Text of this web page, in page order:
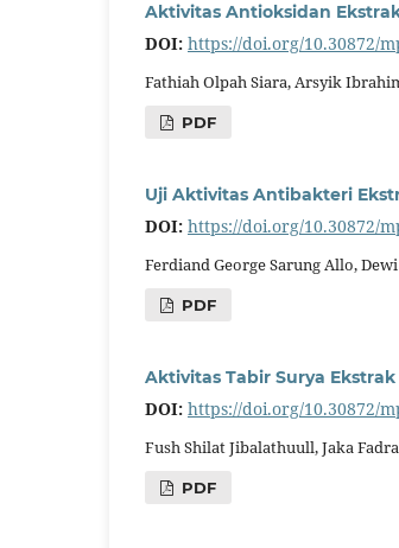
Aktivitas Antioksidan
DOI: https://doi.org/10.30872/
Fathiah Olpah Siara, Arsyik
PDF
Uji Aktivitas Antibakteri
DOI: https://doi.org/10.30872/
Ferdiand George Sarung Allo,
PDF
Aktivitas Tabir Surya
DOI: https://doi.org/10.30872/
Fush Shilat Jibalathuull, Jaka
PDF